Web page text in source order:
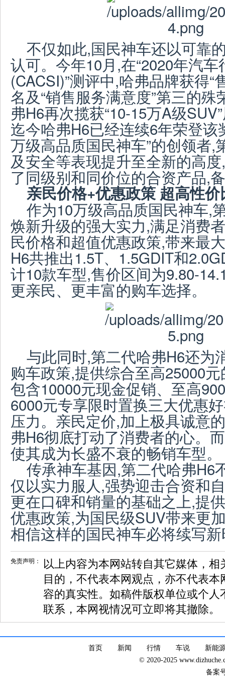
不仅如此,国民神车还以可靠
认可。今年10月,在“2020年汽
(CACSI)”测评中,哈弗品牌获得“
名及“销售服务满意度”第三的殊
弗H6再次揽获“10-15万A级
迄今哈弗H6已经连续6年荣登该
万级高品质国民神车”的创领者,
及安全等表现提升至全新的高
了同级别和同价位的合资产品,
亲民价格+优惠政策 超高性
作为10万级高品质国民神车,
焕新升级的强大实力,满足消费
民价格和超值优惠政策,带来最
H6共推出1.5T、1.5GDIT和
计10款车型,售价区间为9.80-
更亲民、更丰富的购车选择。
与此同时,第二代哈弗H6还为
购车政策,提供综合至高25000
包含10000元现金促销、至高
6000元专享限时置换三大优惠
压力。亲民定价,加上极具诚意
弗H6彻底打动了消费者的心。
使其成为长盛不衰的畅销车型。
传承神车基因,第二代哈弗H6
仅以实力服人,强势迎击合资和
更在口碑和销量的基础之上,提
优惠政策,为国民级SUV带来更
相信这样的国民神车必将续写
免责声明：
以上内容为本网站转自其它媒体，
目的，不代表本网观点，亦不代表
容的真实性。如稿件版权单位或个
联系，本网视情况可立即将其撤除。
首页 新闻 行情 车说
新能
© 2020-2025
备案